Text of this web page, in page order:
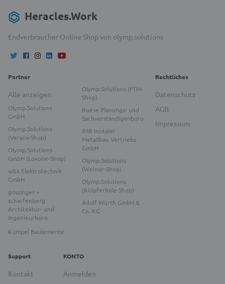
Heracles.Work
Endverbraucher Online Shop von olymp.solutions
Partner
Alle anzeigen
Olymp.Solutions
GmbH
Olymp.Solutions
(Versco-Shop)
Olymp.Solutions
GmbH (Loxone-Shop)
w&k Elektrotechnik
GmbH
gössinger +
scharfenberg
Architektur- und
Ingenieurbüro
Kümpel Baulemente
Olymp.Solutions (FTM-
Shop)
Roese Planungs- und
Sachverständigenbüro
IMB Inntaler
Metallbau Vertriebs
GmbH
Olymp.Solutions
(Weinor-Shop)
Olymp.Solutions
(Klöpferholz-Shop)
Adolf Würth GmbH &
Co. KG
Rechtliches
Datenschutz
AGB
Impressum
Support
Kontakt
KONTO
Anmelden